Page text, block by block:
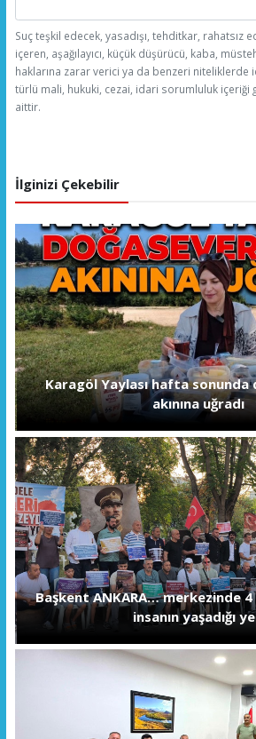
Suç teşkil edecek, yasadışı, tehditkar, rahatsız
içeren, aşağılayıcı, küçük düşürücü, kaba,
haklarına zarar verici ya da benzeri niteliklerde
türlü mali, hukuki, cezai, idari sorumluluk içeriği
aittir.
İlginizi Çekebilir
Karagöl Yaylası hafta sonunda
akınına uğradı
Başkent ANKARA… merkezinde
insanın yaşadığı